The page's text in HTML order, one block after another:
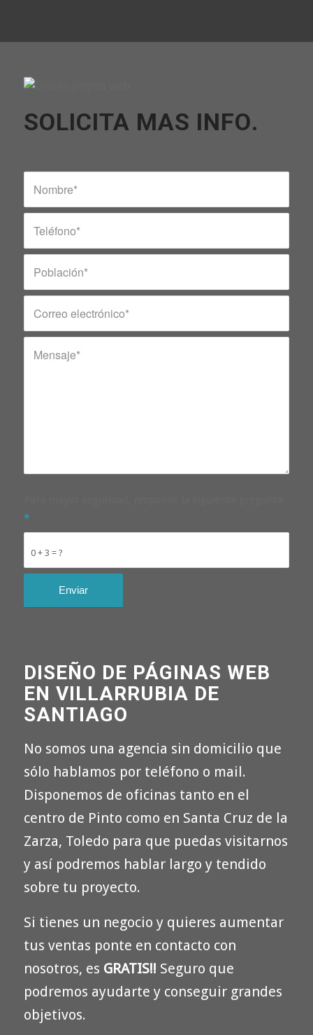
SOLICITA MAS INFO.
0 + 3 = ?
*
DISEÑO DE PÁGINAS WEB
EN VILLARRUBIA DE
SANTIAGO
No somos una agencia sin domicilio que
sólo hablamos por teléfono o mail.
Disponemos de oficinas tanto en el
centro de Pinto como en Santa Cruz de la
Zarza, Toledo para que puedas visitarnos
y así podremos hablar largo y tendido
sobre tu proyecto.
Si tienes un negocio y quieres aumentar
tus ventas ponte en contacto con
nosotros, es GRATIS!! Seguro que
podremos ayudarte y conseguir grandes
objetivos.